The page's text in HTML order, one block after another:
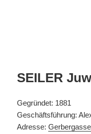
SEILER
Gegründet: 1881
Geschäftsführung:
Adresse: